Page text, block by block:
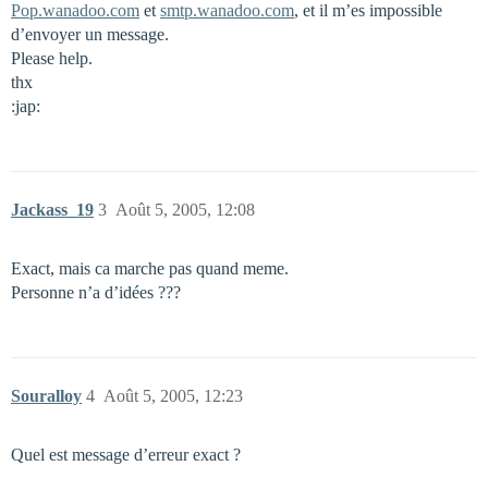
Pop.wanadoo.com et smtp.wanadoo.com, et il m’es impossible
d’envoyer un message.
Please help.
thx
:jap:
Jackass_19 Août 5, 2005, 12:08
3
Exact, mais ca marche pas quand meme.
Personne n’a d’idées ???
Souralloy Août 5, 2005, 12:23
4
Quel est message d’erreur exact ?